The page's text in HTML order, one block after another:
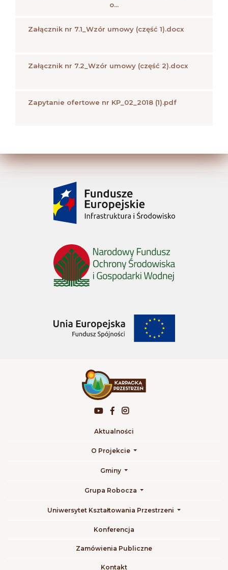
o...
Załącznik nr 7.1_Wzór umowy (część 1).docx
Załącznik nr 7.2_Wzór umowy (część 2).docx
Zapytanie ofertowe nr KP_02_2018 (1).pdf
Aktualności
O Projekcie
Gminy
Grupa Robocza
Uniwersytet Kształtowania Przestrzeni
Konferencja
Zamówienia Publiczne
Kontakt